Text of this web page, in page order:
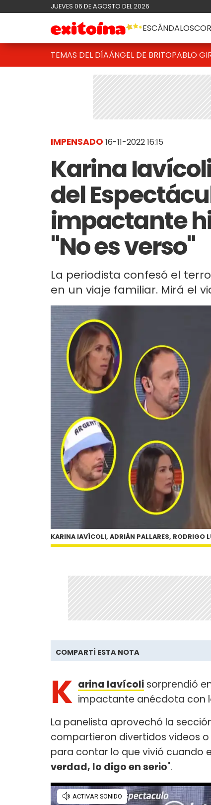
JUEVES 06 DE AGOSTO DEL 2026
ESCÁNDALOS
TEMAS DEL DÍAÁNGEL DE BRITOPABLO
IMPENSADO 16-11-2022 16:15
Karina
del
impactante
"No es verso"
La periodista confesó el
en un viaje familiar. Mirá el
KARINA IAVÍCOLI, ADRIÁN PALLARES, RODRIGO
COMPARTÍ ESTA NOTA
K arina Iavícoli sorprendió
impactante anécdota con
La panelista aprovechó la
compartieron divertidos videos
para contar lo que vivió cuando
verdad, lo digo en serio".